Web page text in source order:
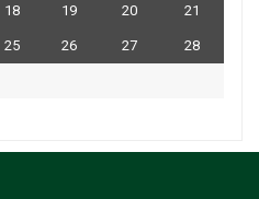
18 19 20 21
25 26 27 28